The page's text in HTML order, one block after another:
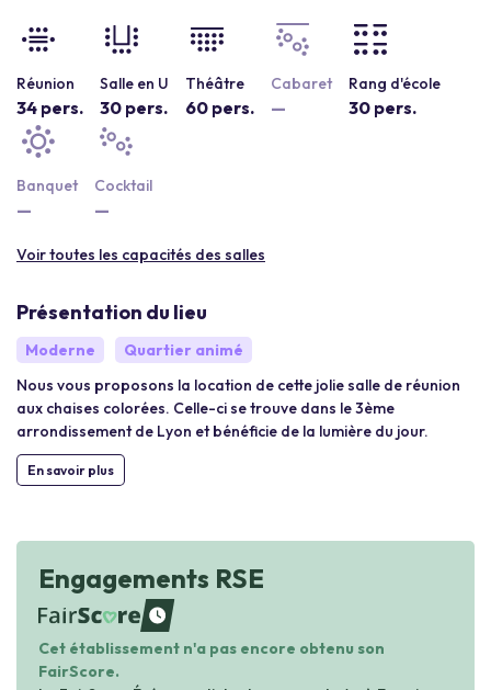
Réunion
34 pers.
Salle en U
30 pers.
Théâtre
60 pers.
Cabaret
—
Rang d'école
30 pers.
Banquet
—
Cocktail
—
Voir toutes les capacités des salles
Présentation du lieu
Moderne
Quartier animé
Nous vous proposons la location de cette jolie salle de réunion
aux chaises colorées. Celle-ci se trouve dans le 3ème
arrondissement de Lyon et bénéficie de la lumière du jour.
En savoir plus
Engagements RSE
waiting
Cet établissement n'a pas encore obtenu son
FairScore.